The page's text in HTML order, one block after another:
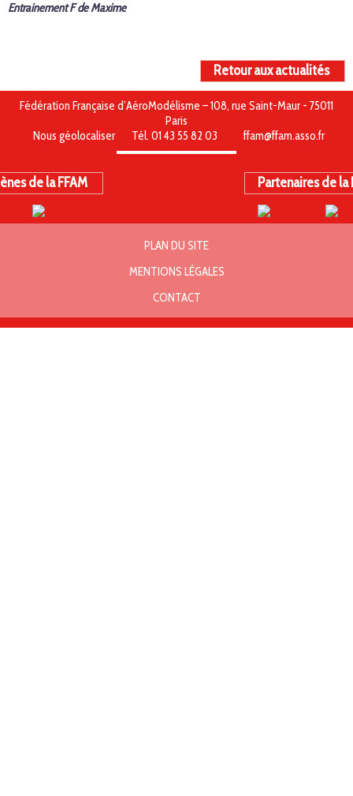
Entrainement F de Maxime
Retour aux actualités
Fédération Française d’AéroModélisme – 108, rue Saint-Maur - 75011
Paris
Nous géolocaliser
Tél. 01 43 55 82 03 ffam@ffam.asso.fr
de la FFAM Partenaires de la
PLAN DU SITE
MENTIONS LÉGALES
CONTACT